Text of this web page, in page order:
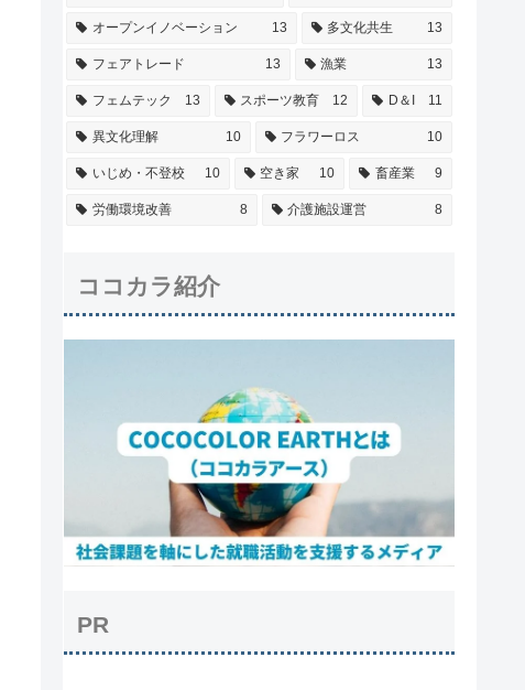
オープンイノベーション 13 多文化共生 13
フェアトレード 13 漁業 13
フェムテック 13 スポーツ教育 12 D＆I 11
異文化理解 10 フラワーロス 10
いじめ・不登校 10 空き家 10 畜産業 9
労働環境改善 8 介護施設運営 8
ココカラ紹介
PR